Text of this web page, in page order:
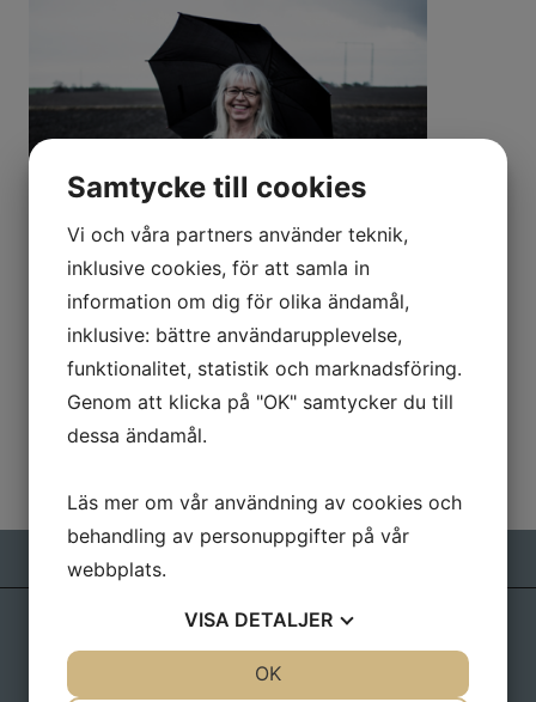
Spedetröjan - en studie av Charlotte Weibulls
Spedetröjan - stickade reliefer
Spedetröjans dekoration - en studie av dess
Kurser & Föredrag
Kurser
Föredrag
Villkor och Info
Kontakt
Kontakta oss
Samtycke till cookies
Vi och våra partners använder teknik,
inklusive cookies, för att samla in
information om dig för olika ändamål,
inklusive: bättre användarupplevelse,
funktionalitet, statistik och marknadsföring.
Genom att klicka på "OK" samtycker du till
dessa ändamål.
Läs mer om vår användning av cookies och
behandling av personuppgifter på vår
webbplats.
VISA DETALJER
OK